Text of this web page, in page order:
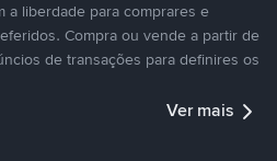
a liberdade para comprares e
Compra ou vende a partir de
de transações para definires os
Ver mais